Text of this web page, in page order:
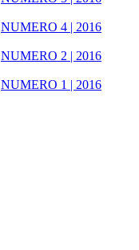
NUMERO 4 | 2016
NUMERO 2 | 2016
NUMERO 1 | 2016